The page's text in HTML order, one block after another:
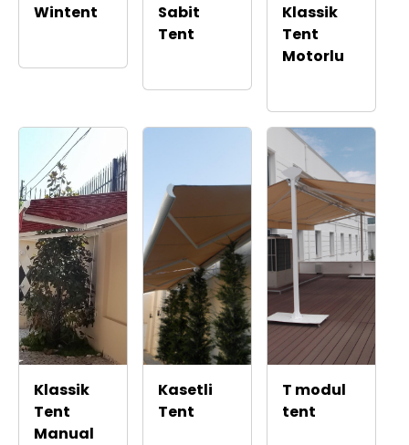
Wintent
Sabit
Tent
Klassik
Tent
Motorlu
Klassik
Tent
Manual
Kasetli
Tent
T modul
tent